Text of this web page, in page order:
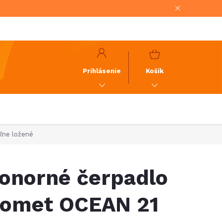
Prihlásenie
NÁKUPNÝ
Košík
ložené
čerpadlo
OCEAN 21